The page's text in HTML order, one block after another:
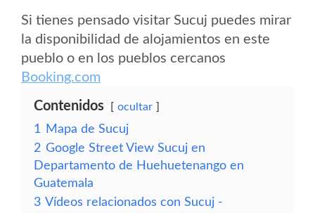
Si tienes pensado visitar Sucuj puedes mirar
la disponibilidad de alojamientos en este
pueblo o en los pueblos cercanos
Booking.com
Contenidos ocultar
1
Mapa de Sucuj
2 Google Street View Sucuj en
Departamento de Huehuetenango en
Guatemala
3 Vídeos relacionados con Sucuj -